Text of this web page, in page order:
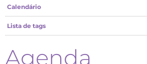
Calendário
Lista de tags
Agenda